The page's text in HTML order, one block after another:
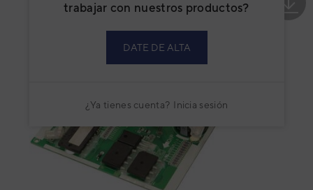
trabajar con nuestros productos?
DATE DE ALTA
¿Ya tienes cuenta? Inicia sesión